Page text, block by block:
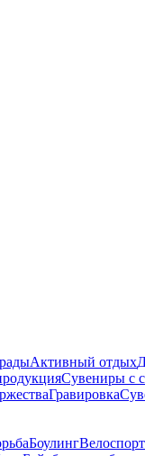
Активный отдых
Сувениры с
Гравировка
БоулингВелоспорт